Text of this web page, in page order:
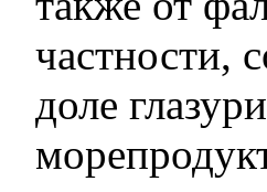
частности,
доле